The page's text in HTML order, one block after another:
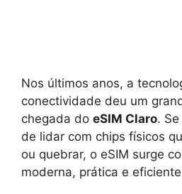
Nos últimos anos, a
conectividade deu um
chegada do eSIM Claro.
de lidar com chips físicos
ou quebrar, o eSIM surge
moderna, prática e